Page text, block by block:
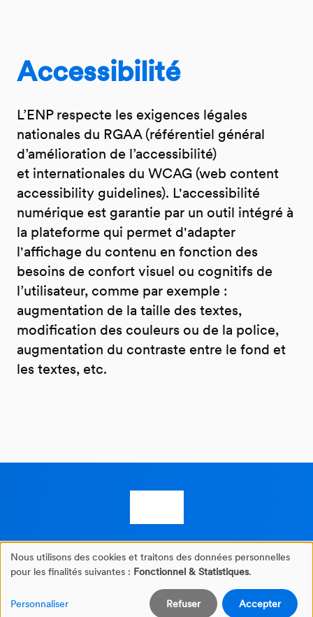
Accessibilité
L’ENP respecte les exigences légales
nationales du RGAA (référentiel général
d’amélioration de l’accessibilité)
et internationales du WCAG (web content
accessibility guidelines). L'accessibilité
numérique est garantie par un outil intégré à
la plateforme qui permet d'adapter
l'affichage du contenu en fonction des
besoins de confort visuel ou cognitifs de
l’utilisateur, comme par exemple :
augmentation de la taille des textes,
modification des couleurs ou de la police,
augmentation du contraste entre le fond et
les textes, etc.
©2026 NovaPro®
Mentions légales
Protection des données
Gestion
Nous utilisons des cookies et traitons des données personnelles
pour les finalités suivantes : Fonctionnel & Statistiques.
Personnaliser Refuser Accepter